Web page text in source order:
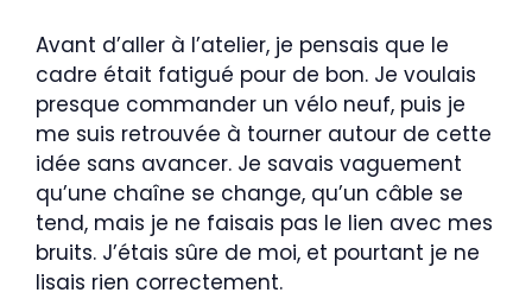
Avant d’aller à l’atelier, je pensais que le
cadre était fatigué pour de bon. Je voulais
presque commander un vélo neuf, puis je
me suis retrouvée à tourner autour de cette
idée sans avancer. Je savais vaguement
qu’une chaîne se change, qu’un câble se
tend, mais je ne faisais pas le lien avec mes
bruits. J’étais sûre de moi, et pourtant je ne
lisais rien correctement.